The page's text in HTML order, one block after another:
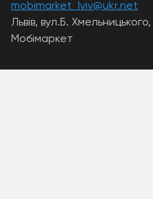
mobimarket_lviv@ukr.net
Львів, вул.Б.
Мобімаркет